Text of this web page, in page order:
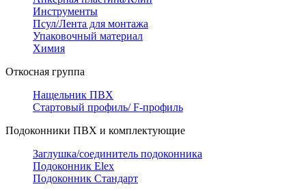
Инструменты
Псул/Лента для монтажа
Упаковочный материал
Химия
Откосная группа
Нащельник ПВХ
Стартовый профиль/ F-профиль
Подоконники ПВХ и комплектующие
Заглушка/соединитель подоконника
Подоконник Elex
Подоконник Стандарт